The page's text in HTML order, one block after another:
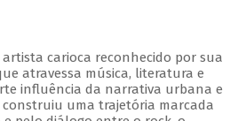
carioca reconhecido por sua
atravessa música, literatura e
influência da narrativa urbana e
uma trajetória marcada